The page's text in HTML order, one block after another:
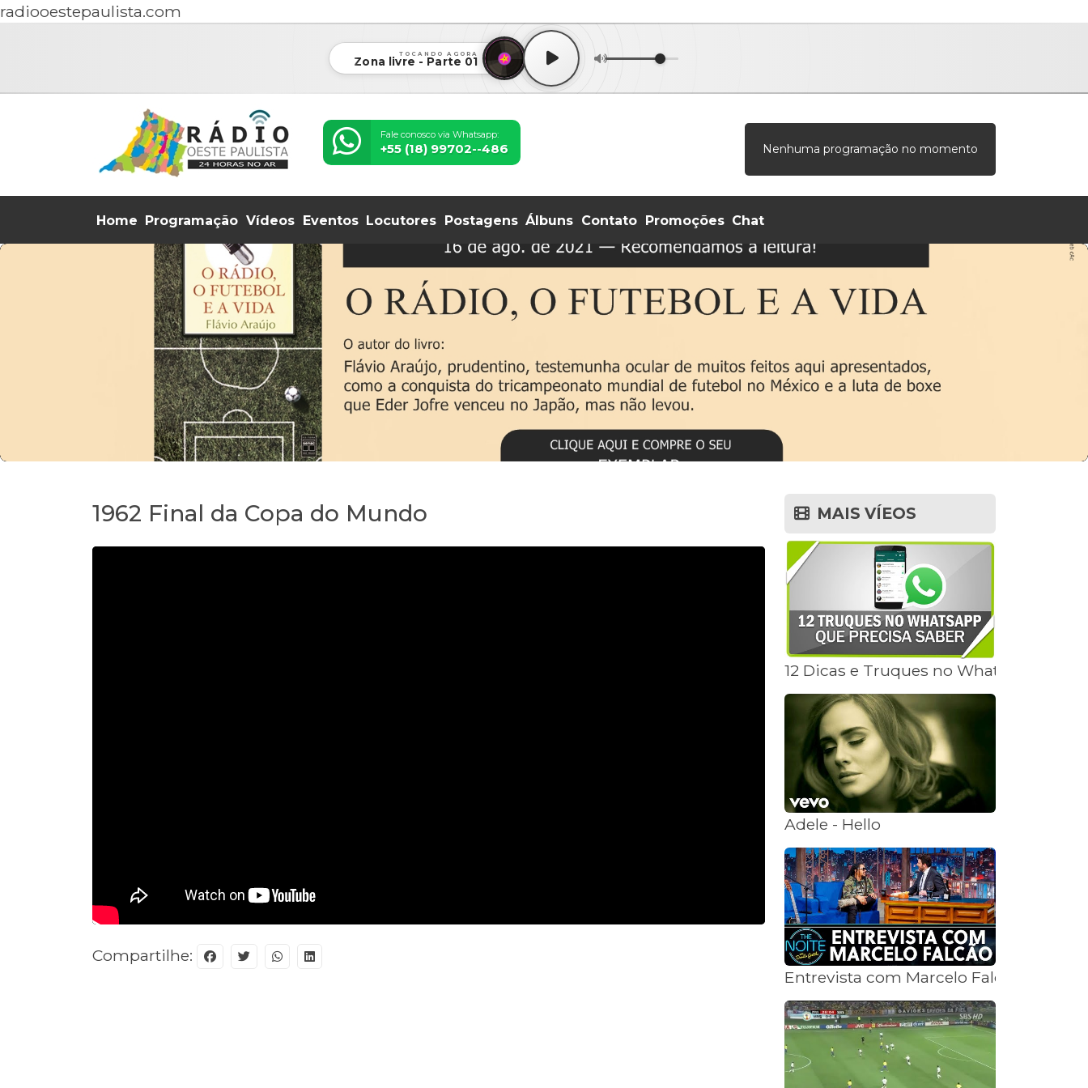
radiooestepaulista.com
TOCANDO AGORA
Zona livre - Parte 01
Fale conosco via Whatsapp:
+55 (18) 99702--486 Nenhuma programação no momento
Home Programação Vídeos Eventos Locutores Postagens Álbuns Contato Promoções Chat
1962 Final da Copa do Mundo
Compartilhe:
MAIS VÍEOS
12 Dicas e Truques no WhatsApp que
Adele - Hello
Entrevista com Marcelo Falcão| The